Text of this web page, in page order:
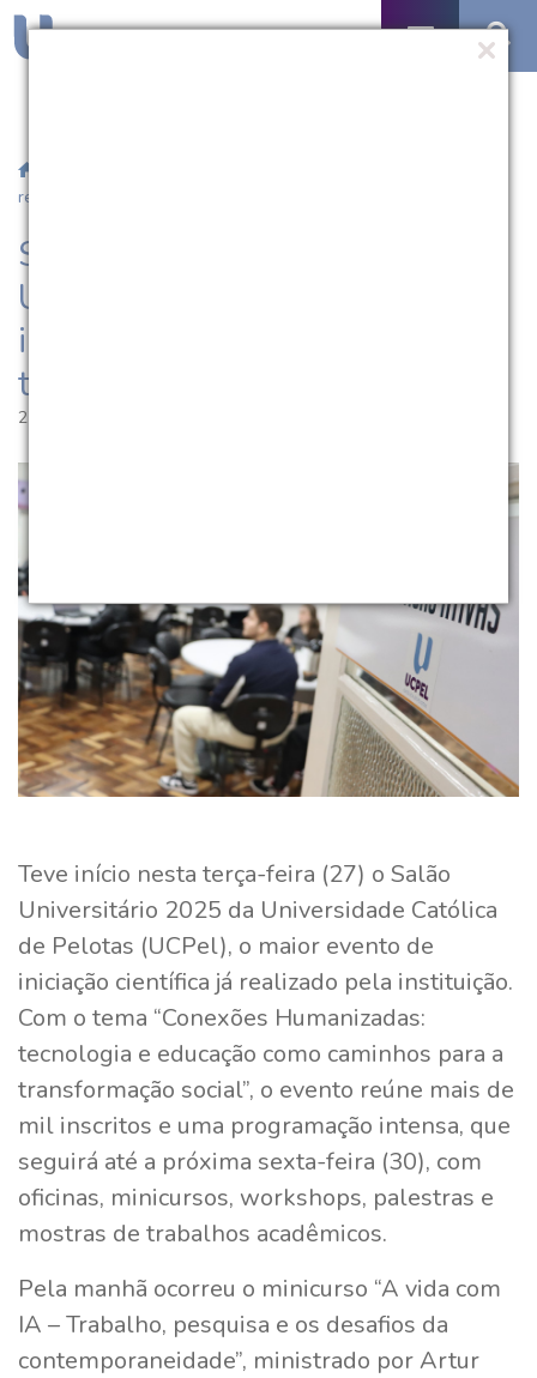
recorde de inscritos e foco na transformação social
Salão Universitário 2025 da
UCPel inicia com recorde de
inscritos e foco na
transformação social
27.05.2025 | 17:56
Teve início nesta terça-feira (27) o Salão
Universitário 2025 da Universidade Católica
de Pelotas (UCPel), o maior evento de
iniciação científica já realizado pela instituição.
Com o tema “Conexões Humanizadas:
tecnologia e educação como caminhos para a
transformação social”, o evento reúne mais de
mil inscritos e uma programação intensa, que
seguirá até a próxima sexta-feira (30), com
oficinas, minicursos, workshops, palestras e
mostras de trabalhos acadêmicos.
Pela manhã ocorreu o minicurso “A vida com
IA – Trabalho, pesquisa e os desafios da
contemporaneidade”, ministrado por Artur